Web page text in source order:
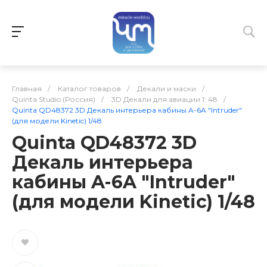
Главная / Каталог товаров / Декали и маски
/
Quinta Studio (Россия)
/ 3D Декали для авиации 1: 48
/
Quinta QD48372 3D Декаль интерьера кабины A-6A "Intruder"
(для модели Kinetic) 1/48
Quinta QD48372 3D
Декаль интерьера
кабины A-6A "Intruder"
(для модели Kinetic) 1/48